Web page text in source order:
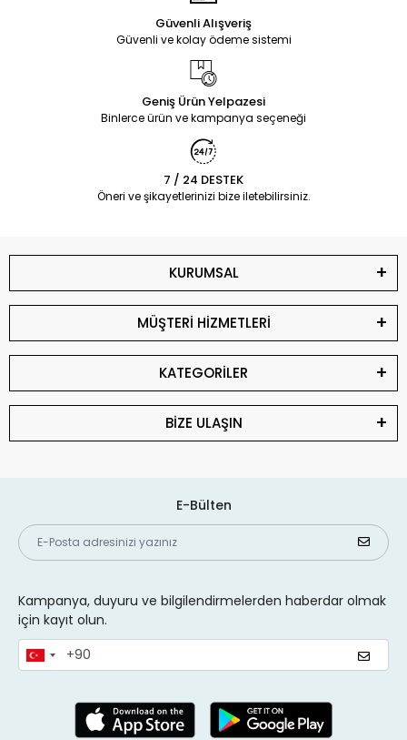
Güvenli Alışveriş
Güvenli ve kolay ödeme sistemi
Geniş Ürün Yelpazesi
Binlerce ürün ve kampanya seçeneği
7 / 24 DESTEK
Öneri ve şikayetlerinizi bize iletebilirsiniz.
KURUMSAL
MÜŞTERİ HİZMETLERİ
KATEGORİLER
BİZE ULAŞIN
E-Bülten
Kampanya, duyuru ve bilgilendirmelerden haberdar olmak
için kayıt olun.